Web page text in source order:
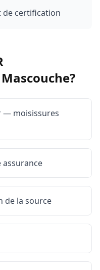
certification
Mascouche?
— moisissures
assurance
de la source